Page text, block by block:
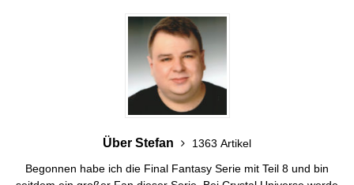
Über Stefan
1363 Artikel
Begonnen habe ich die Final Fantasy Serie mit Teil 8 und bin